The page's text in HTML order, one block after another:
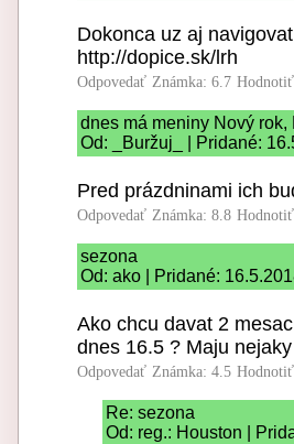
Dokonca uz aj
http://dopice.sk/lrh
Odpovedať Známka: 6.7
dnes má meniny Nový
Od: _Buržuj_ | Pridané:
Pred prázdninami ich
Odpovedať Známka: 8.8
sezona
Od: ako | Pridané:
Ako chcu davat 2
dnes 16.5 ? Maju
Odpovedať Známka: 4.5
Re: sezona
Od: reg.: Houston |